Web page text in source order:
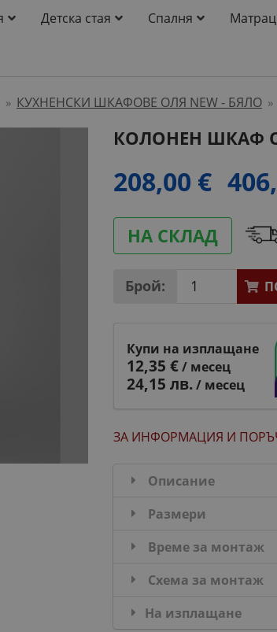
Детска стая Спалня
» КУХНЕНСКИ ШКАФОВЕ ОЛЯ NEW - БЯЛО »
КОЛОНЕН ШКАФ
208,00 €
НА СКЛАД
Брой:
Купи на изплащане
12,35 €/ месец
24,15 лв./ месец
ЗА ИНФОРМАЦИЯ И
Описание
Размери
Време за монтаж
Схема за монтаж
На изплащане